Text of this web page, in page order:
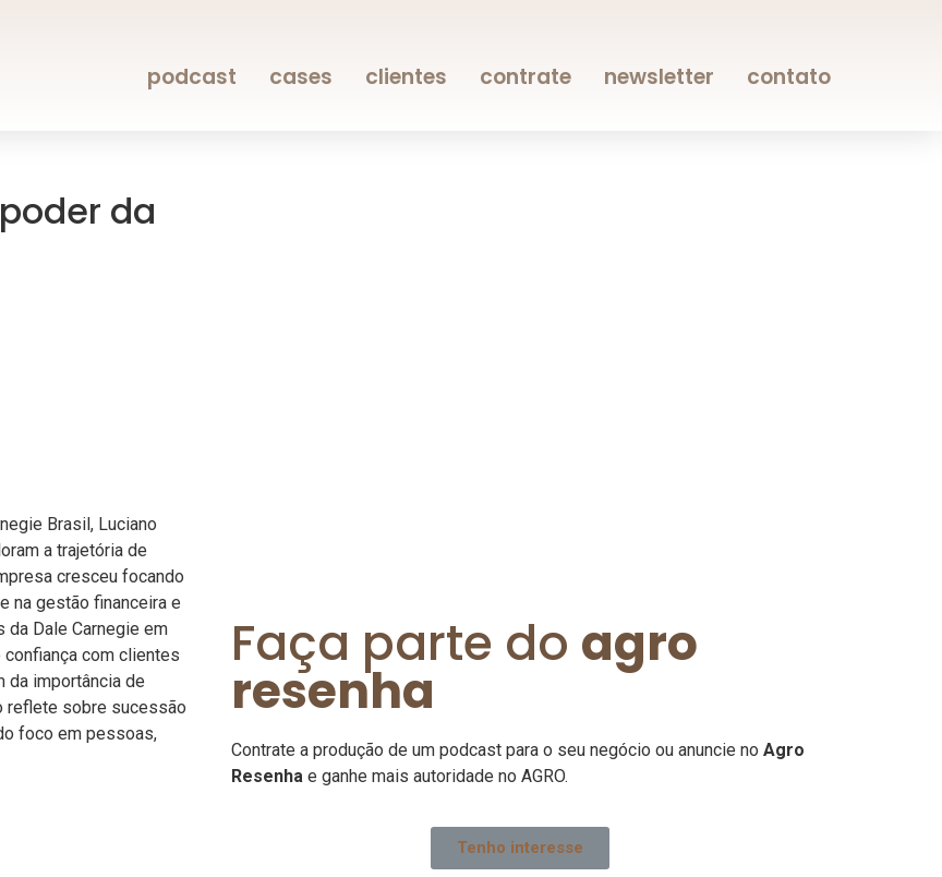
podcast cases clientes contrate newsletter contato
da
Brasil, Luciano
a trajetória de
cresceu focando
na gestão financeira e
Dale Carnegie em
com clientes
da importância de
reflete sobre sucessão
foco em pessoas,
Faça parte do agro
resenha
Contrate a produção de um podcast para o seu negócio ou anuncie no Agro
Resenha e ganhe mais autoridade no AGRO.
Tenho interesse